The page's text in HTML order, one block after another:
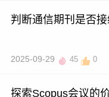
判断通信期刊是否
2025-09-29 45 0
探索Scopus会议的